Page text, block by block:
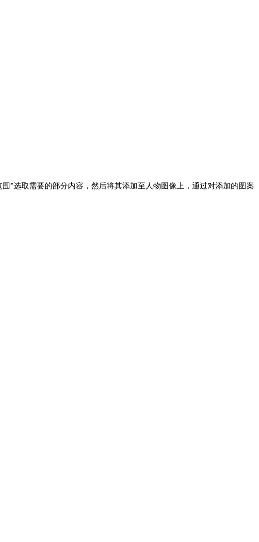
”选取需要的部分内容，然后将其添加至人物图像上，通过对添加的图案